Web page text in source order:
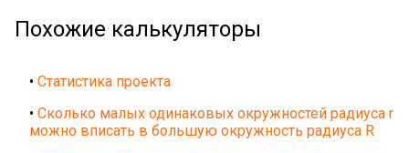
Похожие калькуляторы
• Статистика проекта
• Сколько малых одинаковых окружностей радиуса r
можно вписать в большую окружность радиуса R